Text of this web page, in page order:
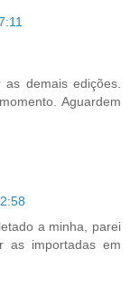
demais edições.
Aguardem
a minha, parei
as importadas em